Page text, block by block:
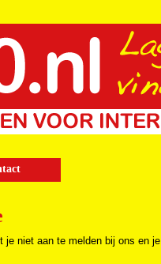
je niet aan te melden bij ons en je